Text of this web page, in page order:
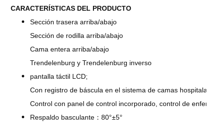
CARACTERÍSTICAS DEL PRODUCTO
Sección trasera arriba/abajo
Sección de rodilla arriba/abajo
Cama entera arriba/abajo
Trendelenburg y Trendelenburg inverso
pantalla táctil LCD;
Con registro de báscula en el sistema de camas
Control con panel de control incorporado, control de
Respaldo basculante：80°±5°